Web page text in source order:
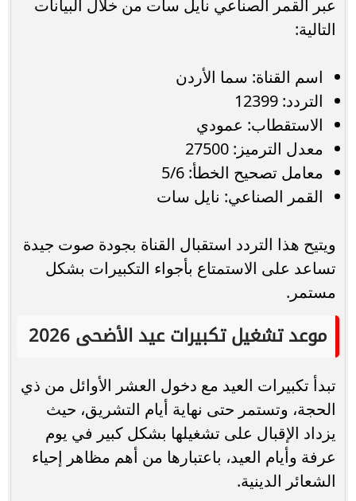
عبر القمر الصناعي نايل سات من خلال البيانات
التالية:
اسم القناة: سما الأردن
التردد: 12399
الاستقطاب: عمودي
معدل الترميز: 27500
معامل تصحيح الخطأ: 5/6
القمر الصناعي: نايل سات
ويتيح هذا التردد استقبال القناة بجودة صوت جيدة
تساعد على الاستمتاع بأجواء التكبيرات بشكل
مستمر.
موعد تشغيل تكبيرات عيد الأضحى 2026
تبدأ تكبيرات العيد مع دخول العشر الأوائل من ذي
الحجة، وتستمر حتى نهاية أيام التشريق، حيث
يزداد الإقبال على تشغيلها بشكل كبير في يوم
عرفة وأيام العيد، باعتبارها من أهم مظاهر إحياء
الشعائر الدينية.